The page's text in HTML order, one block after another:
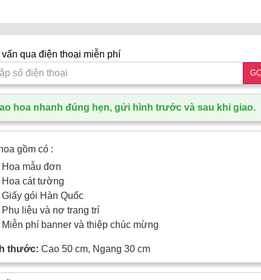
qua điện thoại miễn phí
hoa nhanh đúng hẹn, gửi hình trước và sau khi giao.
gồm có :
Hoa mẫu đơn
Hoa cát tường
Giấy gói Hàn Quốc
Phụ liệu và nơ trang trí
Miễn phí banner và thiệp chúc mừng
thước: Cao 50 cm, Ngang 30 cm